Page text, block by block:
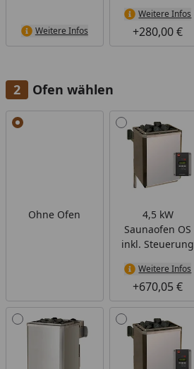
Weitere Infos
Weitere Infos
+280,00 €
Ofen wählen
Alle anzeigen (6)
Ohne Ofen
4,5 kW
Saunaofen OS
inkl. Steuerung
Weitere Infos
+670,05 €